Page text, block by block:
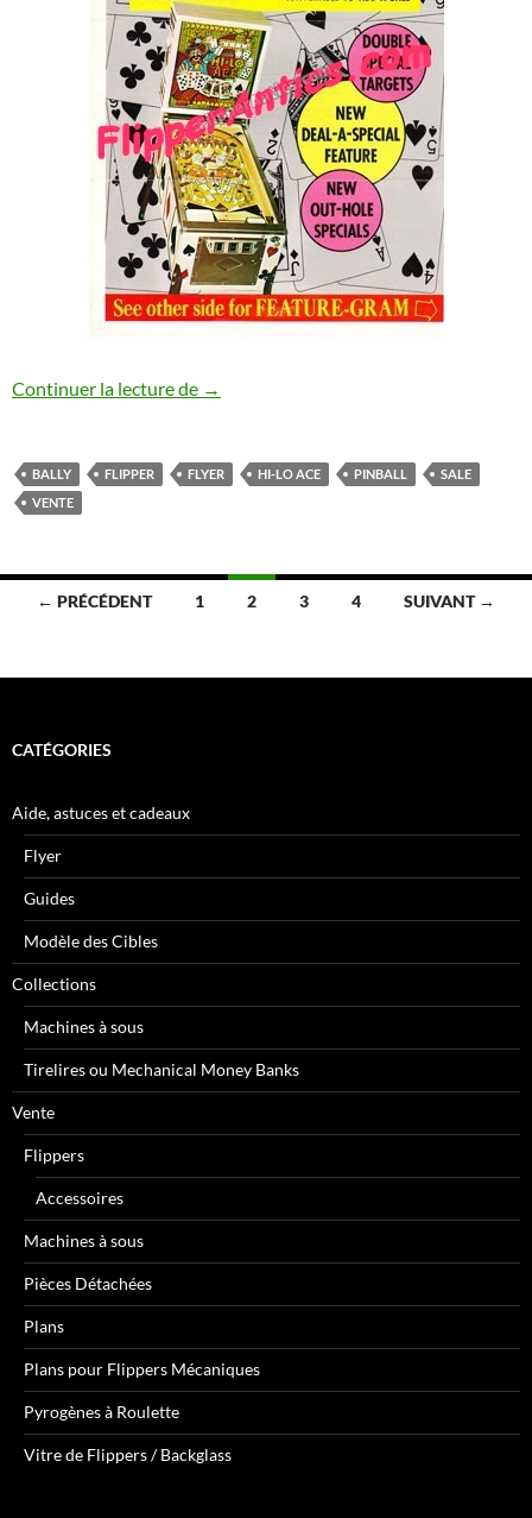
Continuer la lecture de Flyer du Hi-Lo Ace (Bally)
→
BALLY FLIPPER FLYER HI-LO ACE PINBALL
SALE
VENTE
Navigation
articles
← PRÉCÉDENT 1 2 3 4 SUIVANT →
CATÉGORIES
Aide, astuces et cadeaux
Flyer
Guides
Modèle des Cibles
Collections
Machines à sous
Tirelires ou Mechanical Money Banks
Vente
Flippers
Accessoires
Machines à sous
Pièces Détachées
Plans
Plans pour Flippers Mécaniques
Pyrogènes à Roulette
Vitre de Flippers / Backglass